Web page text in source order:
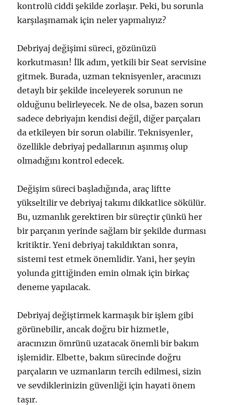
kontrolü ciddi şekilde zorlaşır. Peki, bu sorunla
karşılaşmamak için neler yapmalıyız?
Debriyaj değişimi süreci, gözünüzü
korkutmasın! İlk adım, yetkili bir Seat servisine
gitmek. Burada, uzman teknisyenler, aracınızı
detaylı bir şekilde inceleyerek sorunun ne
olduğunu belirleyecek. Ne de olsa, bazen sorun
sadece debriyajın kendisi değil, diğer parçaları
da etkileyen bir sorun olabilir. Teknisyenler,
özellikle debriyaj pedallarının aşınmış olup
olmadığını kontrol edecek.
Değişim süreci başladığında, araç liftte
yükseltilir ve debriyaj takımı dikkatlice sökülür.
Bu, uzmanlık gerektiren bir süreçtir çünkü her
bir parçanın yerinde sağlam bir şekilde durması
kritiktir. Yeni debriyaj takıldıktan sonra,
sistemi test etmek önemlidir. Yani, her şeyin
yolunda gittiğinden emin olmak için birkaç
deneme yapılacak.
Debriyaj değiştirmek karmaşık bir işlem gibi
görünebilir, ancak doğru bir hizmetle,
aracınızın ömrünü uzatacak önemli bir bakım
işlemidir. Elbette, bakım sürecinde doğru
parçaların ve uzmanların tercih edilmesi, sizin
ve sevdiklerinizin güvenliği için hayati önem
taşır.